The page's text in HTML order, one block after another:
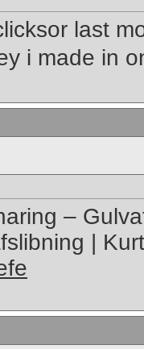
last
i made in
–
|